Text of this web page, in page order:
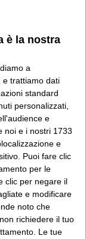
è la nostra
a
e trattiamo dati
standard
personalizzati,
e
noi e i nostri 1733
e
Puoi fare clic
per le
clic per negare il
e modificare
noto che
richiedere il tuo
Le tue